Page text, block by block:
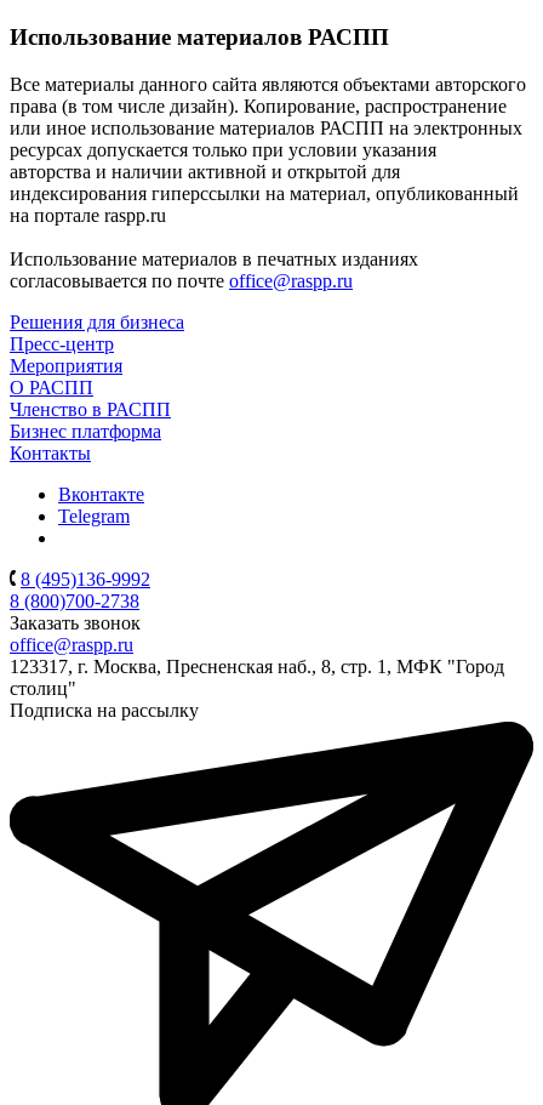
Использование материалов РАСПП
Все материалы данного сайта являются объектами авторского
права (в том числе дизайн). Копирование, распространение
или иное использование материалов РАСПП на электронных
ресурсах допускается только при условии указания
авторства и наличии активной и открытой для
индексирования гиперссылки на материал, опубликованный
на портале raspp.ru
Использование материалов в печатных изданиях
согласовывается по почте office@raspp.ru
Решения для бизнеса
Пресс-центр
Мероприятия
О РАСПП
Членство в РАСПП
Бизнес платформа
Контакты
Вконтакте
Telegram
8 (495)136-9992
8 (800)700-2738
Заказать звонок
office@raspp.ru
123317, г. Москва, Пресненская наб., 8, стр. 1, МФК "Город
столиц"
Подписка на рассылку